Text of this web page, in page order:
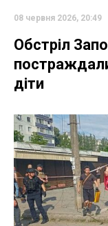
08 червня 2026, 20:49
Обстріл
діти